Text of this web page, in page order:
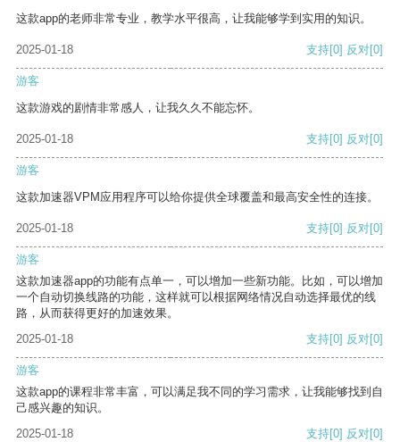
这款app的老师非常专业，教学水平很高，让我能够学到实用的知识。
2025-01-18 支持[0] 反对[0]
游客
这款游戏的剧情非常感人，让我久久不能忘怀。
2025-01-18 支持[0] 反对[0]
游客
这款加速器VPM应用程序可以给你提供全球覆盖和最高安全性的连接。
2025-01-18 支持[0] 反对[0]
游客
这款加速器app的功能有点单一，可以增加一些新功能。比如，可以增加
一个自动切换线路的功能，这样就可以根据网络情况自动选择最优的线
路，从而获得更好的加速效果。
2025-01-18
支持[0] 反对[0]
游客
这款app的课程非常丰富，可以满足我不同的学习需求，让我能够找到自
己感兴趣的知识。
2025-01-18
支持[0] 反对[0]